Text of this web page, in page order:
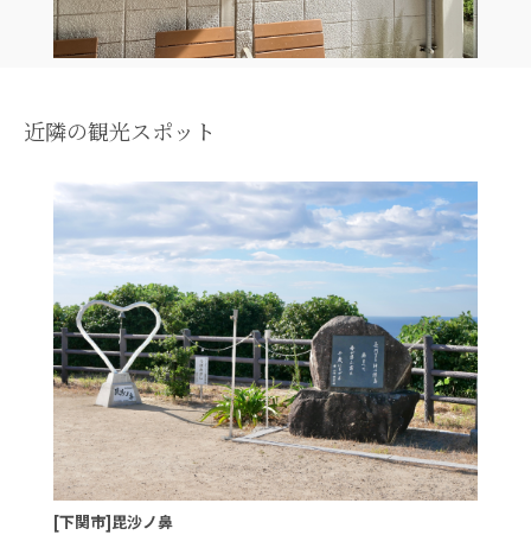
近隣の観光スポット
[下関市]毘沙ノ鼻